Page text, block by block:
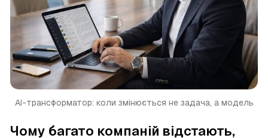
AI-трансформатор: коли змінюється не задача, а модель
Чому багато компаній відстають,